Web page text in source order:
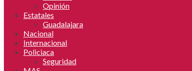
Opinión
Estatales
Guadalajara
Nacional
Internacional
Policiaca
Seguridad